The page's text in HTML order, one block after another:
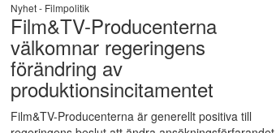
Nyhet - Filmpolitik
Film&TV-Producenterna
välkomnar regeringens
förändring av
produktionsincitamentet
Film&TV-Producenterna är generellt positiva till